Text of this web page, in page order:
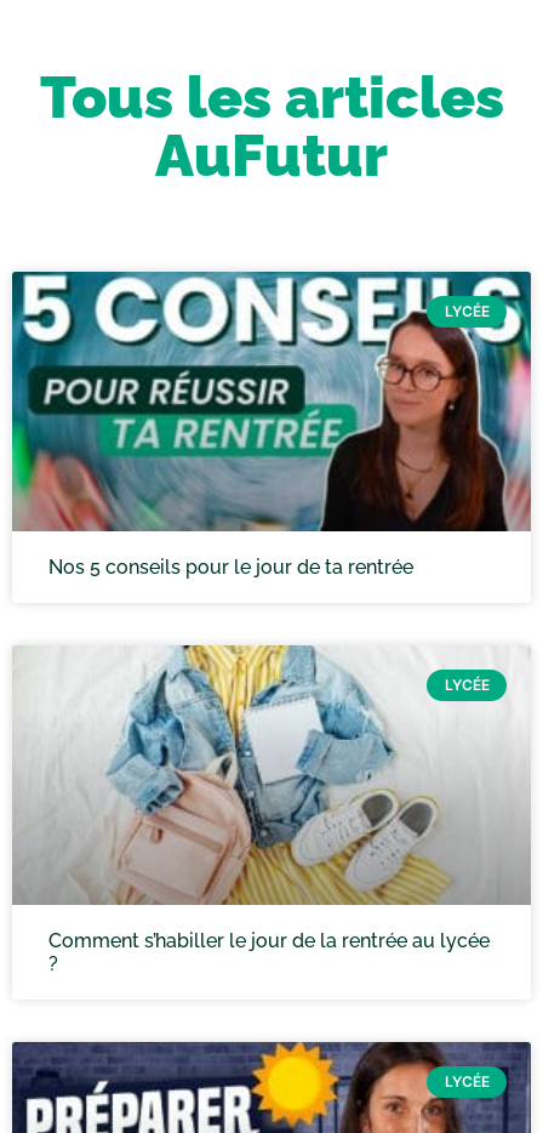
Tous les articles
AuFutur
LYCÉE
Nos 5 conseils pour le jour de ta rentrée
LYCÉE
Comment s’habiller le jour de la rentrée au lycée
?
LYCÉE